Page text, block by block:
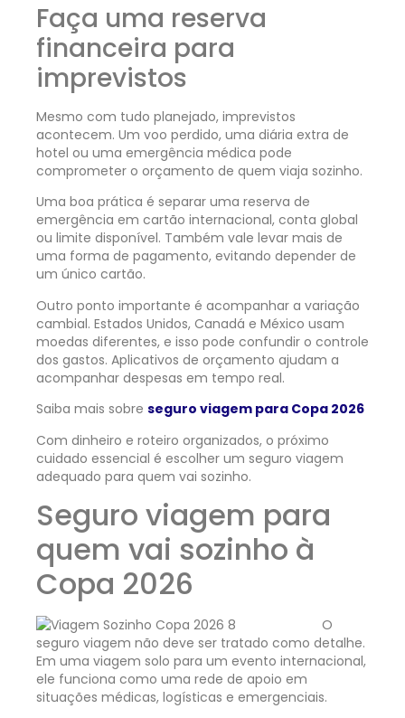
Faça uma reserva
financeira para
imprevistos
Mesmo com tudo planejado, imprevistos
acontecem. Um voo perdido, uma diária extra de
hotel ou uma emergência médica pode
comprometer o orçamento de quem viaja sozinho.
Uma boa prática é separar uma reserva de
emergência em cartão internacional, conta global
ou limite disponível. Também vale levar mais de
uma forma de pagamento, evitando depender de
um único cartão.
Outro ponto importante é acompanhar a variação
cambial. Estados Unidos, Canadá e México usam
moedas diferentes, e isso pode confundir o controle
dos gastos. Aplicativos de orçamento ajudam a
acompanhar despesas em tempo real.
Saiba mais sobre seguro viagem para Copa 2026
Com dinheiro e roteiro organizados, o próximo
cuidado essencial é escolher um seguro viagem
adequado para quem vai sozinho.
Seguro viagem para
quem vai sozinho à
Copa 2026
O
seguro viagem não deve ser tratado como detalhe.
Em uma viagem solo para um evento internacional,
ele funciona como uma rede de apoio em
situações médicas, logísticas e emergenciais.